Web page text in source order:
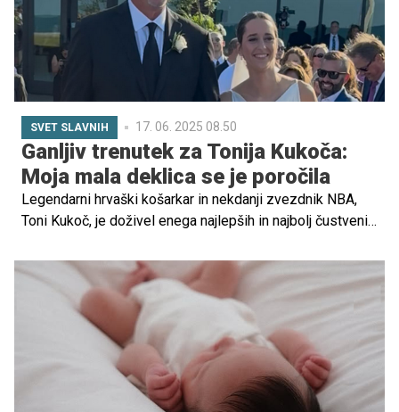
SVET SLAVNIH 17. 06. 2025 08.50
Ganljiv trenutek za Tonija Kukoča:
Moja mala deklica se je poročila
Legendarni hrvaški košarkar in nekdanji zvezdnik NBA,
Toni Kukoč, je doživel enega najlepših in najbolj čustvenih